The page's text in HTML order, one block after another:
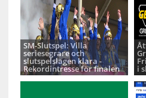
SM-Slutspel: Villa
seriesegrare och
slutspelslagen klara -
Rekordintresse för finalen i